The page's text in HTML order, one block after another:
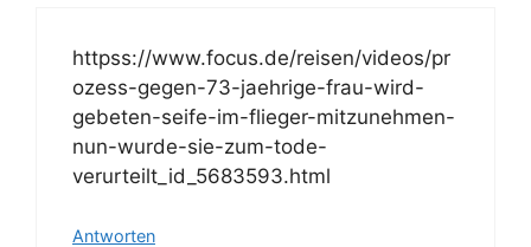
httpss://www.focus.de/reisen/videos/pr
ozess-gegen-73-jaehrige-frau-wird-
gebeten-seife-im-flieger-mitzunehmen-
nun-wurde-sie-zum-tode-
verurteilt_id_5683593.html
Antworten